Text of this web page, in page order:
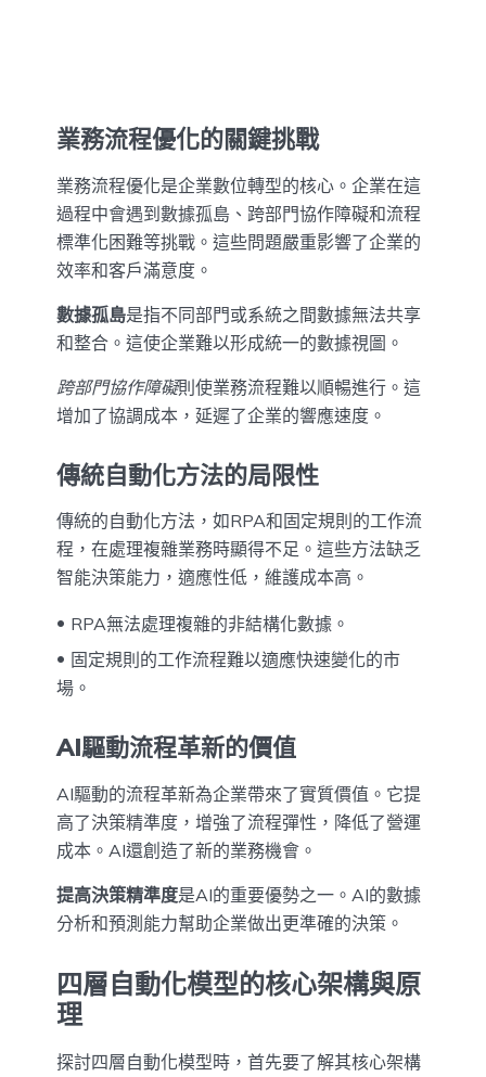
業務流程優化的關鍵挑戰
業務流程優化是企業數位轉型的核心。企業在這
過程中會遇到數據孤島、跨部門協作障礙和流程
標準化困難等挑戰。這些問題嚴重影響了企業的
效率和客戶滿意度。
數據孤島是指不同部門或系統之間數據無法共享
和整合。這使企業難以形成統一的數據視圖。
跨部門協作障礙則使業務流程難以順暢進行。這
增加了協調成本，延遲了企業的響應速度。
傳統自動化方法的局限性
傳統的自動化方法，如RPA和固定規則的工作流
程，在處理複雜業務時顯得不足。這些方法缺乏
智能決策能力，適應性低，維護成本高。
RPA無法處理複雜的非結構化數據。
固定規則的工作流程難以適應快速變化的市
場。
AI驅動流程革新的價值
AI驅動的流程革新為企業帶來了實質價值。它提
高了決策精準度，增強了流程彈性，降低了營運
成本。AI還創造了新的業務機會。
提高決策精準度是AI的重要優勢之一。AI的數據
分析和預測能力幫助企業做出更準確的決策。
四層自動化模型的核心架構與原
理
探討四層自動化模型時，首先要了解其核心架構